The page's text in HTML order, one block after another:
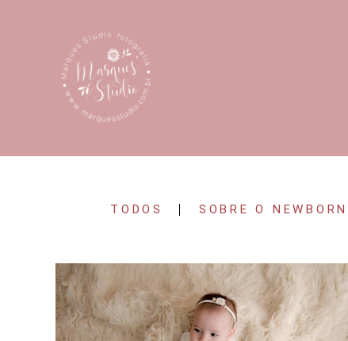
TODOS SOBRE O NEWBORN